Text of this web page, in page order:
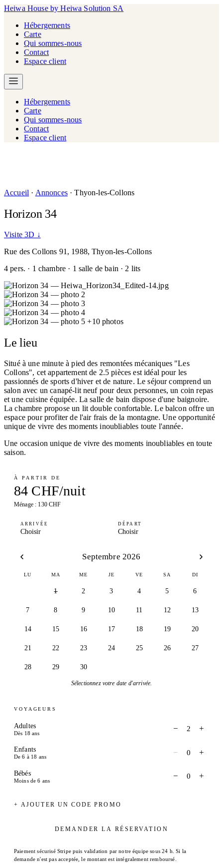
Heiwa House by Heiwa Solution SA
Hébergements
Carte
Qui sommes-nous
Contact
Espace client
Hébergements
Carte
Qui sommes-nous
Contact
Espace client
Accueil · Annonces · Thyon-les-Collons
Horizon 34
Visite 3D ↓
Rue des Collons 91, 1988, Thyon-les-Collons
4 pers. · 1 chambre · 1 salle de bain · 2 lits
+10 photos
Le lieu
Situé à une minute à pied des remontées mécaniques "Les
Collons", cet appartement de 2.5 pièces est idéal pour les
passionnés de sports d'hiver et de nature. Le séjour comprend un
salon avec un canapé-lit neuf pour deux personnes, un coin repas
et une cuisine équipée. La salle de bain dispose d'une baignoire.
La chambre propose un lit double confortable. Le balcon offre un
espace pour profiter de l'air frais de la montagne. Une opportunité
unique de vivre des moments inoubliables toute l'année.
Une occasion unique de vivre des moments inoubliables en toute
saison.
À PARTIR DE
84 CHF/nuit
Ménage : 130 CHF
ARRIVÉE
Choisir
DÉPART
Choisir
Septembre 2026
LU MA ME JE VE SA DI
1 2 3 4 5 6
7 8 9 10 11 12 13
14 15 16 17 18 19 20
21 22 23 24 25 26 27
28 29 30
Sélectionnez votre date d'arrivée.
VOYAGEURS
Adultes
Dès 18 ans − 2 +
Enfants
De 6 à 18 ans − 0 +
Bébés
Moins de 6 ans − 0 +
+ AJOUTER UN CODE PROMO
DEMANDER LA RÉSERVATION
Paiement sécurisé Stripe puis validation par notre équipe sous 24 h. Si la
demande n'est pas acceptée, le montant est intégralement remboursé.